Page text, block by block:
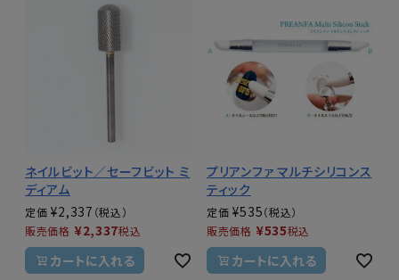
ネイルビット／セーフビット ミ
ディアム
定価 ¥2,337
販売価格 ¥2,337税込
カートに入れる
プリアンファ マルチシリコンス
ティック
定価 ¥535
販売価格 ¥535税込
カートに入れる